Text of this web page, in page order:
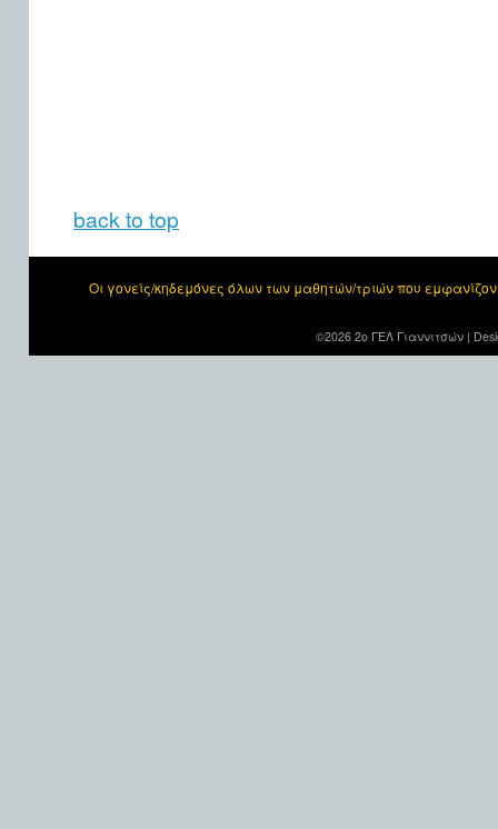
back to top
Οι γονείς/κηδεμόνες όλων των μαθητών/τριών που
©2026 2ο ΓΕΛ Γιαννιτσών |